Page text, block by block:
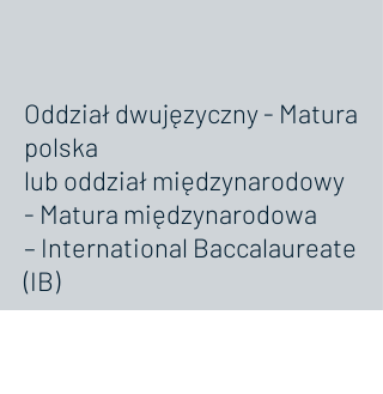
Oddział dwujęzyczny - Matura
polska
lub oddział międzynarodowy
- Matura międzynarodowa
– International Baccalaureate
(IB)